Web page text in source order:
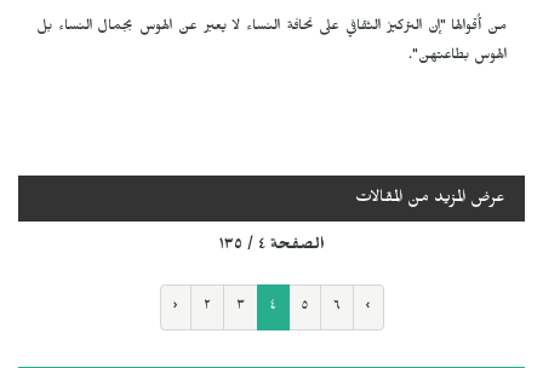
من أٌقوالها "إن التركيز الثقافي على نحافة النساء لا يعبر عن الهوس بجمال النساء بل
الهوس بطاعتهن".
عرض المزيد من المقالات
الصفحة ٤ / ١٣٥
‹ ٢ ٣ ٤ ٥ ٦ ›